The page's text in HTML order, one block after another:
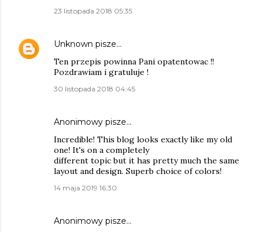
23 listopada 2018 05:35
Unknown pisze…
Ten przepis powinna Pani opatentowac !!
Pozdrawiam i gratuluje !
30 listopada 2018 04:45
Anonimowy pisze…
Incredible! This blog looks exactly like my old
one! It's on a completely
different topic but it has pretty much the same
layout and design. Superb choice of colors!
14 maja 2019 16:30
Anonimowy pisze…